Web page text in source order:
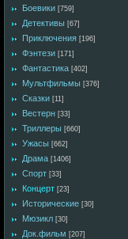
Боевики [759]
Детективы [67]
Приключения [196]
Фэнтези [171]
Фантастика [402]
Мультфильмы [376]
Сказки [11]
Вестерн [33]
Триллеры [660]
Ужасы [662]
Драма [1406]
Спорт [33]
Концерт [23]
Исторические [30]
Мюзикл [30]
Док.фильм [207]